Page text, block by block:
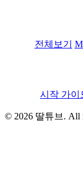
전체보기
시작 가이
© 2026 딸튜브. All